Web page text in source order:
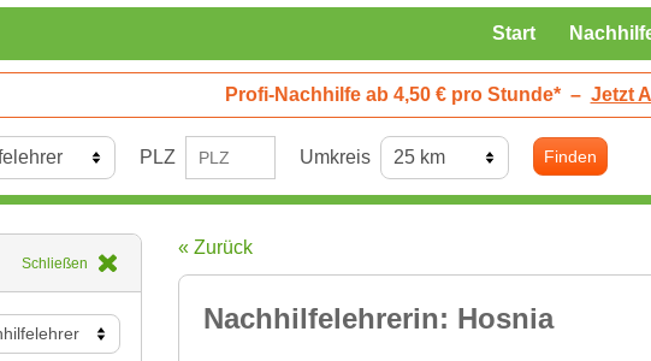
Start
Profi-Nachhilfe ab 4,50 € pro Stunde* – Jetzt
PLZ Umkreis Finden
Schließen
« Zurück
Nachhilfelehrerin: Hosnia